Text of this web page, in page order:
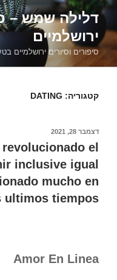
דילוג
לתוכןדלילה שמש –
ירושלמיים
סיפורים וסיורים ירושלמיים
קטגוריה: DATING
פורסם
ב
דצמבר 28, 2021
el
inclusive igual
mucho en
ultimos tiempos
Amor En Linea